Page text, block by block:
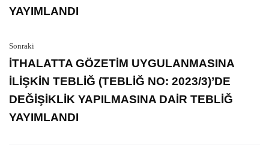
YAYIMLANDI
Sonraki
İTHALATTA GÖZETİM UYGULANMASINA
İLİŞKİN TEBLİĞ (TEBLİĞ NO: 2023/3)’DE
DEĞİŞİKLİK YAPILMASINA DAİR TEBLİĞ
YAYIMLANDI